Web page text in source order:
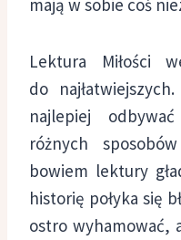
mają w sobie coś
Lektura Miłości
do
najlepiej
różnych
bowiem lektury
historię połyka się
ostro wyhamować,